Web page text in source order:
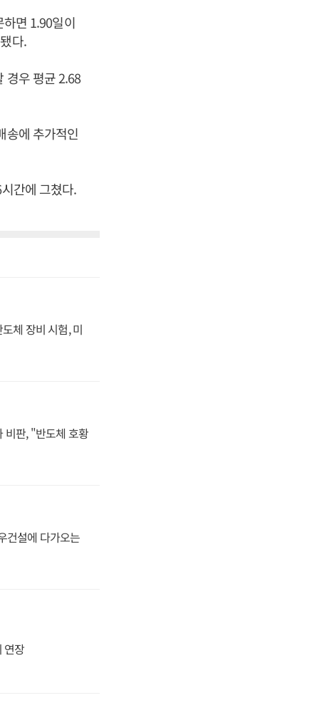
면 1.90일이
다.
경우 평균 2.68
송에 추가적인
간에 그쳤다.
체 장비 시험, 미
비판, "반도체 호황
건설에 다가오는
연장